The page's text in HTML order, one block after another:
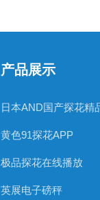
产品展示
日本AND国产探花精
黄色91探花APP
极品探花在线播放
英展电子磅秤